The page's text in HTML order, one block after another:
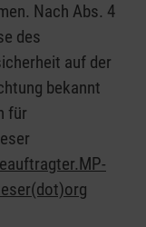
Nach Abs. 4
des
auf der
bekannt
für